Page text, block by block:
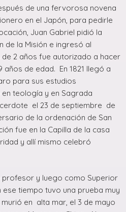
de una fervorosa novena
en el Japón, para pedirle
Juan Gabriel pidió la
de la Misión e ingresó al
2 años fue autorizado a hacer
de edad. En 1821 llegó a
para sus estudios
teología y en Sagrada
el 23 de septiembre de
de la ordenación de San
fue en la Capilla de la casa
y allí mismo celebró
y luego como Superior
ese tiempo tuvo una prueba muy
en alta mar, el 3 de mayo